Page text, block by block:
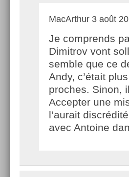
MacArthur 3 août
Je comprends
Dimitrov vont
semble que ce
Andy, c’était
proches. Sinon,
Accepter une
l’aurait
avec Antoine